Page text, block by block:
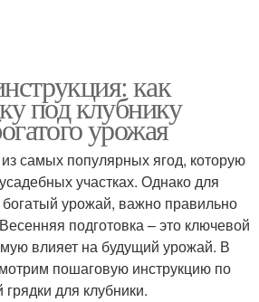
как
под клубнику
урожая
самых популярных ягод, которую
участках. Однако для
богатый урожай, важно правильно
подготовка – это ключевой
влияет на будущий урожай. В
пошаговую инструкцию по
для клубники.